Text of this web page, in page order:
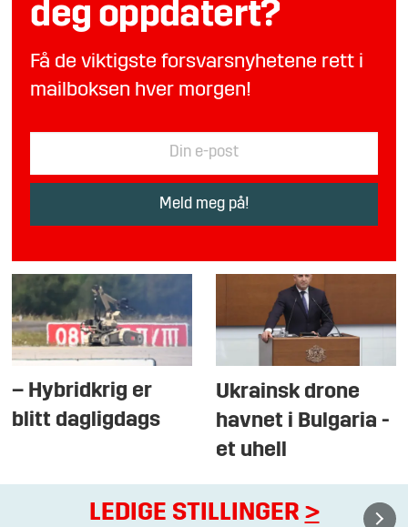
deg oppdatert?
Få de viktigste forsvarsnyhetene rett i
mailboksen hver morgen!
– Hybridkrig er
blitt dagligdags
Ukrainsk drone
havnet i Bulgaria -
et uhell
LEDIGE STILLINGER >